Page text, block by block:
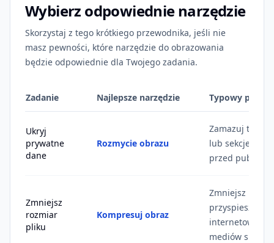
Wybierz odpowiednie narzędzie
Skorzystaj z tego krótkiego przewodnika, jeśli nie
masz pewności, które narzędzie do obrazowania
będzie odpowiednie dla Twojego zadania.
Zadanie Najlepsze narzędzie Typowy
Ukryj
prywatne
dane
Rozmycie obrazu
Zamazuj tekst,
lub sekcje
przed
Zmniejsz
rozmiar
pliku
Kompresuj obraz
Zmniejsz pliki
przyspieszyć
internetowych,
mediów